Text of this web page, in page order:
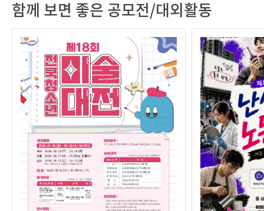
함께 보면 좋은 공모전/대외활동